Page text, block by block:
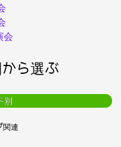
会
ら選ぶ
別
関連